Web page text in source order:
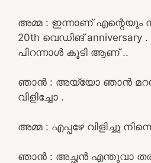
അമ്മ : ഇന്നാണ് എന്റെയും
20th വെഡിങ് anniversary
പിറന്നാൾ കൂടി ആണ് ..
ഞാൻ : അയ്യോ ഞാൻ
വിളിച്ചോ .
അമ്മ : എപ്പഴേ വിളിച്ചു
ഞാൻ : അച്ഛൻ എന്തുവാ